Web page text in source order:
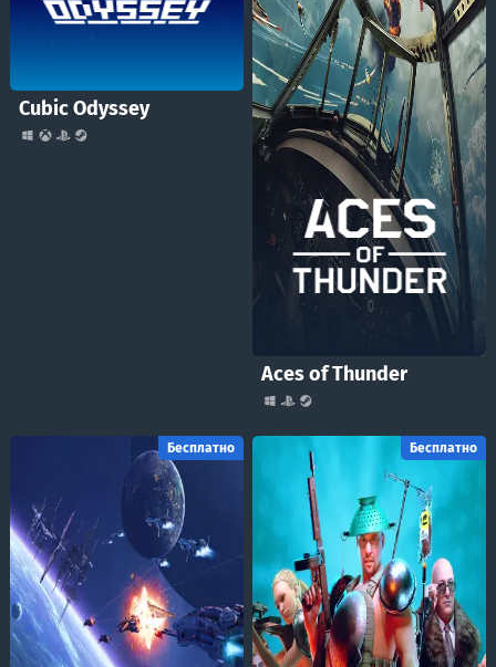
Cubic Odyssey
Aces of Thunder
Бесплатно Бесплатно